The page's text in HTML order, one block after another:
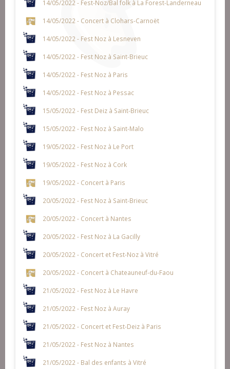
14/05/2022 - Fest-Noz/Bal folk à La Forest-Landerneau
14/05/2022 - Concert à Clohars-Carnoët
14/05/2022 - Fest Noz à Lesneven
14/05/2022 - Fest Noz à Saint-Brieuc
14/05/2022 - Fest Noz à Paris
14/05/2022 - Fest Noz à Pessac
15/05/2022 - Fest Deiz à Saint-Brieuc
15/05/2022 - Fest Noz à Saint-Malo
19/05/2022 - Fest Noz à Le Port
19/05/2022 - Fest Noz à Cork
19/05/2022 - Concert à Paris
20/05/2022 - Fest Noz à Saint-Brieuc
20/05/2022 - Concert à Nantes
20/05/2022 - Fest Noz à La Gacilly
20/05/2022 - Concert et Fest-Noz à Vitré
20/05/2022 - Concert à Chateauneuf-du-Faou
21/05/2022 - Fest Noz à Le Havre
21/05/2022 - Fest Noz à Auray
21/05/2022 - Concert et Fest-Deiz à Paris
21/05/2022 - Fest Noz à Nantes
21/05/2022 - Bal des enfants à Vitré